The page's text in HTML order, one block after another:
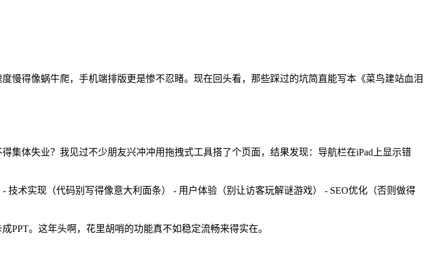
慢得像蜗牛爬，手机端排版更是惨不忍睹。现在回头看，那些踩过的坑简直能写本《菜鸟建站血泪
体失业？我见过不少朋友兴冲冲用拖拽式工具搭了个页面，结果发现：导航栏在iPad上显示错
术实现（代码别写得像意大利面条） - 用户体验（别让访客玩解谜游戏） - SEO优化（否则做得
。这年头啊，花里胡哨的功能真不如稳定流畅来得实在。